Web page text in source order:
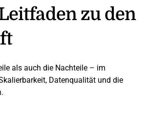
zu den
als auch die Nachteile – im
Datenqualität und die